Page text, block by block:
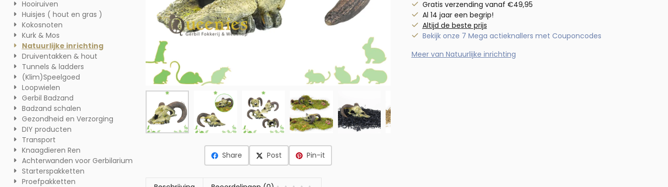
Hooiruiven
Huisjes ( hout en gras )
Kokosnoten
Kurk & Mos
Natuurlijke inrichting
Druiventakken & hout
Tunnels & ladders
(Klim)Speelgoed
Loopwielen
Gerbil Badzand
Badzand schalen
Gezondheid en Verzorging
DIY producten
Transport
Knaagdieren Ren
Achterwanden voor Gerbilarium
Starterspakketten
Proefpakketten
Share Post Pin-it
Gratis verzending vanaf €49,95
Al 14 jaar een begrip!
Altijd de beste prijs
Bekijk onze 7 Mega actieknallers met Couponcodes
Meer van Natuurlijke inrichting